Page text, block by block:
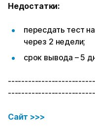
Недостатки:
пересдать тест
через 2 недели;
срок вывода – 5
Сайт >>>